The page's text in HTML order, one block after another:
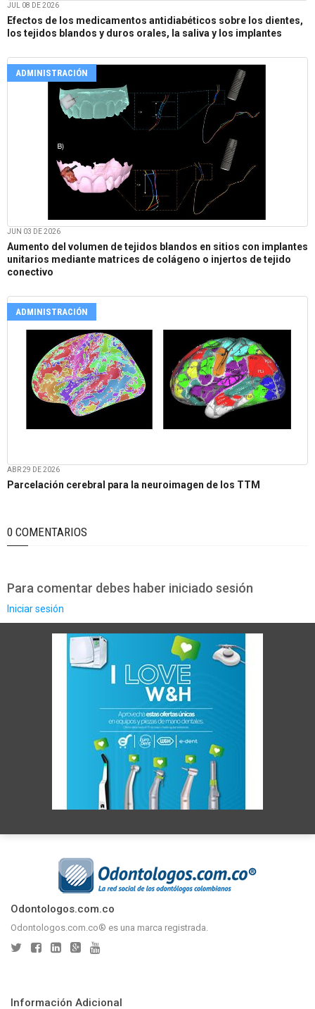
JUL 08 DE 2026
Efectos de los medicamentos antidiabéticos sobre los dientes,
los tejidos blandos y duros orales, la saliva y los implantes
ADMINISTRACIÓN
JUN 03 DE 2026
Aumento del volumen de tejidos blandos en sitios con implantes
unitarios mediante matrices de colágeno o injertos de tejido
conectivo
ADMINISTRACIÓN
ABR 29 DE 2026
Parcelación cerebral para la neuroimagen de los TTM
0 COMENTARIOS
Para comentar debes haber iniciado sesión
Iniciar sesión
Odontologos.com.co
Odontologos.com.co® es una marca registrada.
Información Adicional